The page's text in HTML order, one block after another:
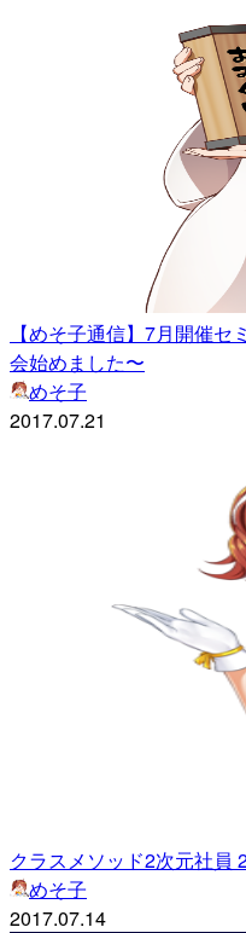
【めそ子通信】7月開催
会始めました〜
めそ子
2017.07.21
クラスメソッド2次元社員
めそ子
2017.07.14